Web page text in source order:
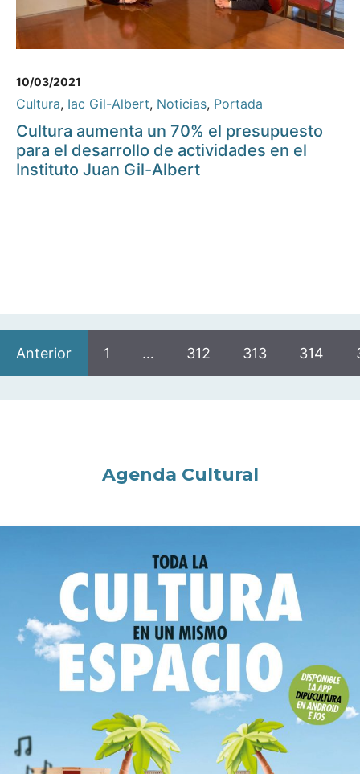
10/03/2021
Cultura, Iac Gil-Albert, Noticias, Portada
Cultura aumenta un 70% el presupuesto
para el desarrollo de actividades en el
Instituto Juan Gil-Albert
Anterior 1 … 312 313 314
Agenda Cultural